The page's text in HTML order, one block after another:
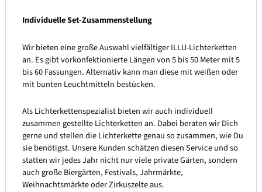
Individuelle Set-Zusammenstellung
Wir bieten eine große Auswahl vielfältiger ILLU-Lichterketten
an. Es gibt vorkonfektionierte Längen von 5 bis 50 Meter mit 5
bis 60 Fassungen. Alternativ kann man diese mit weißen oder
mit bunten Leuchtmitteln bestücken.
Als Lichterkettenspezialist bieten wir auch individuell
zusammen gestellte Lichterketten an. Dabei beraten wir Dich
gerne und stellen die Lichterkette genau so zusammen, wie Du
sie benötigst. Unsere Kunden schätzen diesen Service und so
statten wir jedes Jahr nicht nur viele private Gärten, sondern
auch große Biergärten, Festivals, Jahrmärkte,
Weihnachtsmärkte oder Zirkuszelte aus.